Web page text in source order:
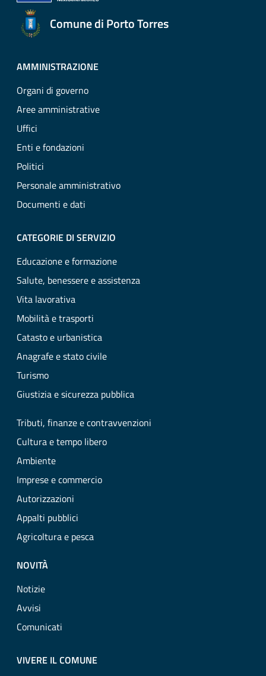
Comune di Porto Torres
AMMINISTRAZIONE
Organi di governo
Aree amministrative
Uffici
Enti e fondazioni
Politici
Personale amministrativo
Documenti e dati
CATEGORIE DI SERVIZIO
Educazione e formazione
Salute, benessere e assistenza
Vita lavorativa
Mobilità e trasporti
Catasto e urbanistica
Anagrafe e stato civile
Turismo
Giustizia e sicurezza pubblica
Tributi, finanze e contravvenzioni
Cultura e tempo libero
Ambiente
Imprese e commercio
Autorizzazioni
Appalti pubblici
Agricoltura e pesca
NOVITÀ
Notizie
Avvisi
Comunicati
VIVERE IL COMUNE